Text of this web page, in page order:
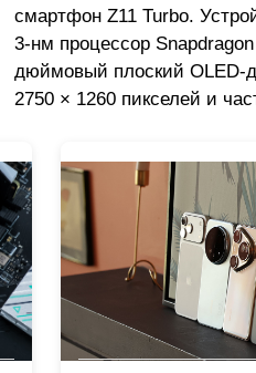
смартфон Z11 Turbo.
3-нм процессор
дюймовый плоский OLED-
2750 × 1260 пикселей и